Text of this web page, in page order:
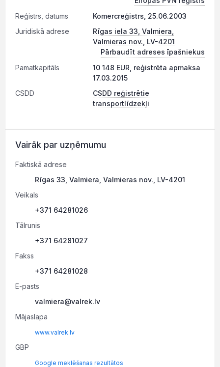
Reģistrs, datums
Komercreģistrs, 25.06.2003
Juridiskā adrese
Rīgas iela 33, Valmiera,
Valmieras nov., LV-4201
Pārbaudīt adreses īpašniekus
Pamatkapitāls
10 148 EUR, reģistrēta apmaksa
17.03.2015
CSDD
CSDD reģistrētie
transportlīdzekļi
Vairāk par uzņēmumu
Faktiskā adrese
Rīgas 33, Valmiera, Valmieras nov., LV-4201
Veikals
+371 64281026
Tālrunis
+371 64281027
Fakss
+371 64281028
E-pasts
valmiera@valrek.lv
Mājaslapa
www.valrek.lv
GBP
Google meklēšanas rezultātos